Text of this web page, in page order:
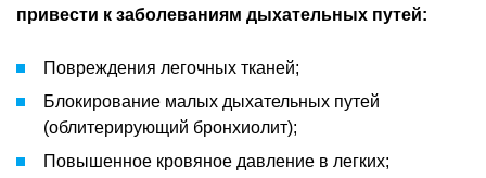
привести к заболеваниям дыхательных путей:
Повреждения легочных тканей;
Блокирование малых дыхательных путей
(облитерирующий бронхиолит);
Повышенное кровяное давление в легких;